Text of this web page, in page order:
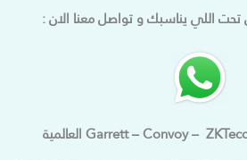
تحت اللي يناسبك و تواصل معنا الان :